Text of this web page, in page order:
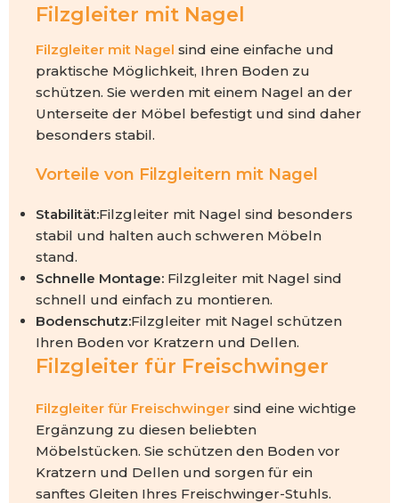
Filzgleiter mit Nagel
Filzgleiter mit Nagel sind eine einfache und
praktische Möglichkeit, Ihren Boden zu
schützen. Sie werden mit einem Nagel an der
Unterseite der Möbel befestigt und sind daher
besonders stabil.
Vorteile von Filzgleitern mit Nagel
Stabilität:Filzgleiter mit Nagel sind besonders
stabil und halten auch schweren Möbeln
stand.
Schnelle Montage: Filzgleiter mit Nagel sind
schnell und einfach zu montieren.
Bodenschutz:Filzgleiter mit Nagel schützen
Ihren Boden vor Kratzern und Dellen.
Filzgleiter für Freischwinger
Filzgleiter für Freischwinger sind eine wichtige
Ergänzung zu diesen beliebten
Möbelstücken. Sie schützen den Boden vor
Kratzern und Dellen und sorgen für ein
sanftes Gleiten Ihres Freischwinger-Stuhls.